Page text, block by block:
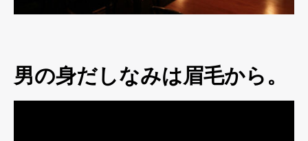
男の身だしなみは眉毛から。